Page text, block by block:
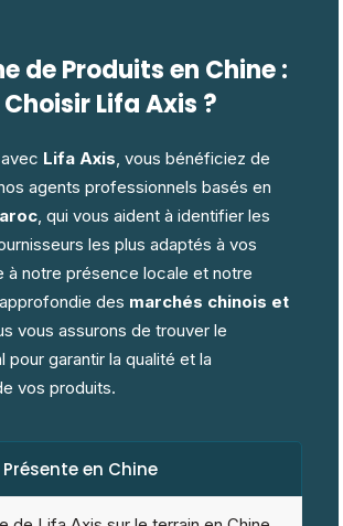
de Produits en Chine :
Lifa Axis ?
Lifa Axis , vous bénéficiez de
agents professionnels basés en
, qui vous aident à identifier les
les plus adaptés à vos
à notre présence locale et notre
des marchés chinois et
vous assurons de trouver le
pour garantir la qualité et la
vos produits.
en Chine